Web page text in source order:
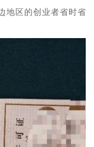
地区的创业者省时省